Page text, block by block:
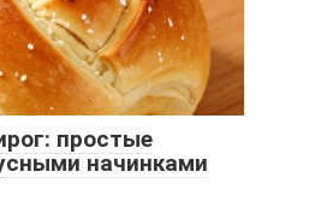
простые
начинками